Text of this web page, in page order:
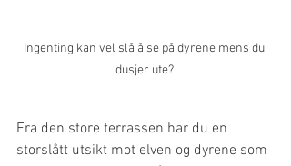
Ingenting kan vel slå å se på dyrene mens du
dusjer ute?
Fra den store terrassen har du en
storslått utsikt mot elven og dyrene som